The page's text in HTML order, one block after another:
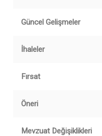
Güncel Gelişmeler
İhaleler
Fırsat
Öneri
Mevzuat Değişiklikleri